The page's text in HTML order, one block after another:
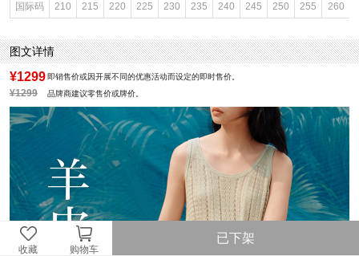
收藏 购物车
已下架
1705号838室
款式季节：春季
配跟：无
鞋垫材质：猪皮革
执行标准：舒适上班鞋Q/LR001-2023
若与实物发生差异，请以实物标签为
准
风格分类：时装玛丽珍
鞋面材质：织物面料,羊皮革
鞋面图案：纯色
参考鞋长(女)：24CM
制鞋工艺：车线胶粘
性别：女子
皮质特征：牛皮革
里料材质：猪皮革,织物
所在区域：电子商务
防水台高度：无
跟高范围：低跟鞋（小于3CM）
风格：玛丽珍
生产/经销/进口厂家：百丽电子商务
（上海）有限公司
国际码 210 215 220 225 230 235 240 245 250 255 260
图文详情
¥1299 即销售价或因开展不同的优惠活动而设定的即时售价。
¥1299 品牌商建议零售价或牌价。